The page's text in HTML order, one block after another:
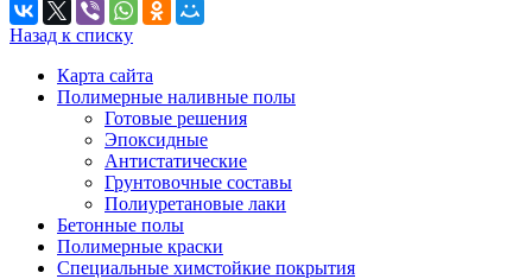
Назад к списку
Карта сайта
Полимерные наливные полы
Готовые решения
Эпоксидные
Антистатические
Грунтовочные составы
Полиуретановые лаки
Бетонные полы
Полимерные краски
Специальные химстойкие покрытия